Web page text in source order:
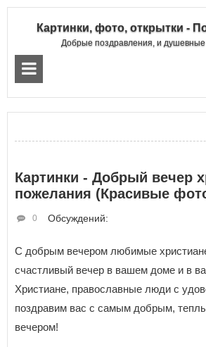
Картинки, фото, открытки -
Добрые поздравления, и
Картинки - Добрый вечер
пожелания (Красивые
Обсуждений:
0
С добрым вечером любимые
счастливый вечер в вашем доме и в
Христиане, православные люди с
поздравим вас с самым добрым,
вечером!